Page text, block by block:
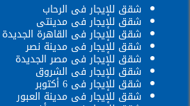
شقق للإيجار فى الرحاب
شقق للإيجار فى مدينتى
شقق للإيجار فى القاهرة الجديدة
شقق للإيجار فى مدينة نصر
شقق للإيجار فى مصر الجديدة
شقق للإيجار فى الشروق
شقق للإيجار فى 6 أكتوبر
شقق للإيجار فى مدينة العبور